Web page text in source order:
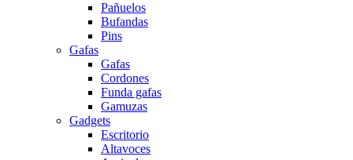
Pañuelos
Bufandas
Pins
Gafas
Gafas
Cordones
Funda gafas
Gamuzas
Gadgets
Escritorio
Altavoces